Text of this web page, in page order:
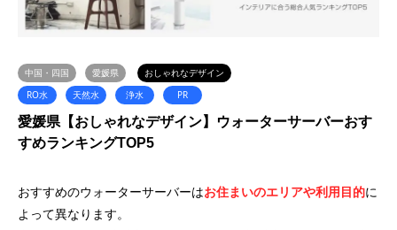
中国・四国 愛媛県
おしゃれなデザイン
RO水
天然水 浄水 PR
愛媛県【おしゃれなデザイン】ウォーターサーバーおす
すめランキングTOP5
おすすめのウォーターサーバーはお住まいのエリアや利用目的に
よって異なります。